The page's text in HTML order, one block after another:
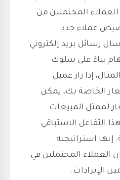
المحتملين من
عملاء جدد
رسائل بريد إلكتروني
بناءً على سلوك
إذا زار عميل
الخاصة بك، يمكن
لممثل المبيعات
التفاعل الاستباقي
استراتيجية
العملاء المحتملين في
الإيرادات.